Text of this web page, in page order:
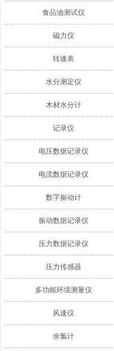
食品油测试仪
磁力仪
转速表
水分测定仪
木材水分计
记录仪
电压数据记录仪
电流数据记录仪
数字振动计
振动数据记录仪
压力数据记录仪
压力传感器
多功能环境测量仪
风速仪
余氯计